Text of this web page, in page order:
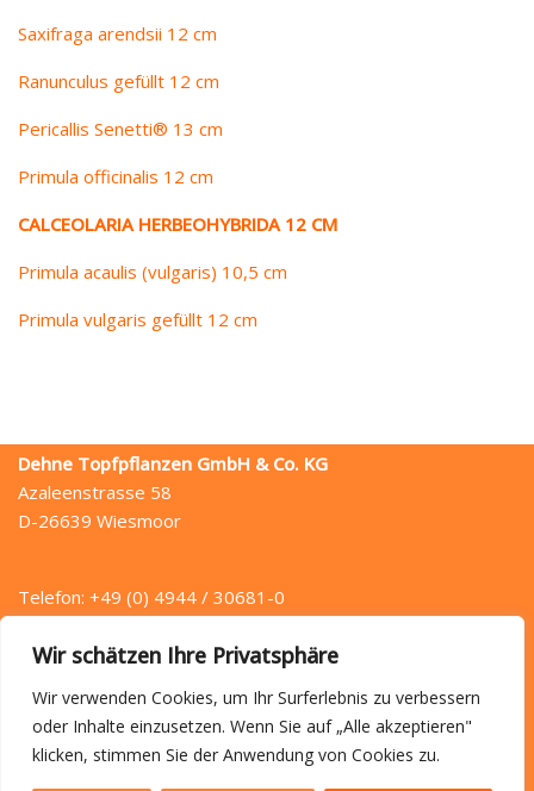
Wir schätzen Ihre Privatsphäre
Wir verwenden Cookies, um Ihr Surferlebnis zu verbessern
oder Inhalte einzusetzen. Wenn Sie auf „Alle akzeptieren"
klicken, stimmen Sie der Anwendung von Cookies zu.
Saxifraga arendsii 12 cm
Ranunculus gefüllt 12 cm
Pericallis Senetti® 13 cm
Primula officinalis 12 cm
CALCEOLARIA HERBEOHYBRIDA 12 CM
Primula acaulis (vulgaris) 10,5 cm
Primula vulgaris gefüllt 12 cm
Dehne Topfpflanzen GmbH & Co. KG
Azaleenstrasse 58
D-26639 Wiesmoor
Telefon: +49 (0) 4944 / 30681-0
E-Mail: info (at) dehne.de
Startseite Anfahrt Kontakt
Datenschutz